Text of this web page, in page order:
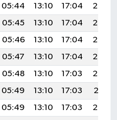
05:44 13:10 17:04
20:26
05:45 13:10 17:04
20:25
05:46 13:10 17:04
20:24
05:47 13:10 17:04
20:23
05:48 13:10 17:03
20:22
05:49 13:10 17:03
20:21
05:49 13:10 17:03
20:20